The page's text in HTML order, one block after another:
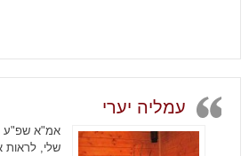
עמליה יערי
אמ"א שפ"ע
שלי,